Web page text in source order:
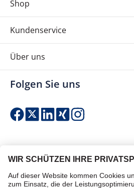
Shop
Kundenservice
Über uns
Folgen Sie uns
Einfach & sicher bezahlen